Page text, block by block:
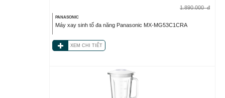
1.890.000 đ
PANASONIC
Máy xay sinh tố đa năng Panasonic MX-MG53C1CRA
XEM CHI TIẾT